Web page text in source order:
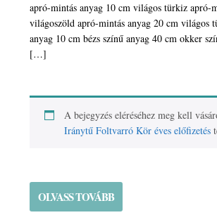
apró-mintás anyag 10 cm világos türkiz apró-
világoszöld apró-mintás anyag 20 cm világos
anyag 10 cm bézs színű anyag 40 cm okker
[…]
A bejegyzés eléréséhez meg kell
Iránytű Foltvarró Kör éves előfizetés
OLVASS TOVÁBB